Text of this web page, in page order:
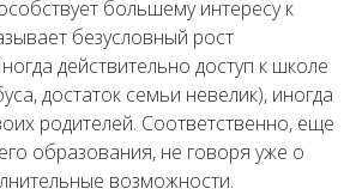
большему интересу к
безусловный рост
действительно доступ к школе
достаток семьи невелик), иногда
родителей. Соответственно, еще
образования, не говоря уже о
возможности.